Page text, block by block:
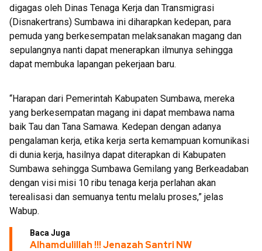
digagas oleh Dinas Tenaga Kerja dan Transmigrasi
(Disnakertrans) Sumbawa ini diharapkan kedepan, para
pemuda yang berkesempatan melaksanakan magang dan
sepulangnya nanti dapat menerapkan ilmunya sehingga
dapat membuka lapangan pekerjaan baru.
“Harapan dari Pemerintah Kabupaten Sumbawa, mereka
yang berkesempatan magang ini dapat membawa nama
baik Tau dan Tana Samawa. Kedepan dengan adanya
pengalaman kerja, etika kerja serta kemampuan komunikasi
di dunia kerja, hasilnya dapat diterapkan di Kabupaten
Sumbawa sehingga Sumbawa Gemilang yang Berkeadaban
dengan visi misi 10 ribu tenaga kerja perlahan akan
terealisasi dan semuanya tentu melalu proses,” jelas
Wabup.
Baca Juga
Alhamdulillah !!! Jenazah Santri NW